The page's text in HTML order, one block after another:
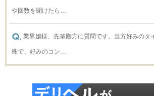
や回数を聞けたら…
業界嬢様、先輩殿方に質問です。当方好みのタ
殊で、好みのコン…